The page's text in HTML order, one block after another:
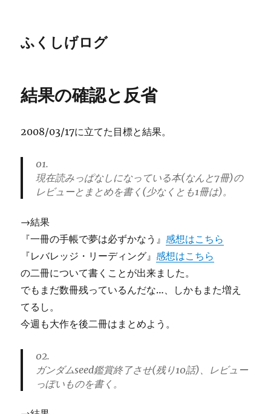
ふくしげログ
結果の確認と反省
2008/03/17に立てた目標と結果。
01.
現在読みっぱなしになっている本(なんと7冊)の
レビューとまとめを書く(少なくとも1冊は)。
→結果
『一冊の手帳で夢は必ずかなう』感想はこちら
『レバレッジ・リーディング』感想はこちら
の二冊について書くことが出来ました。
でもまだ数冊残っているんだな…、しかもまた増え
てるし。
今週も大作を後二冊はまとめよう。
02.
ガンダムseed鑑賞終了させ(残り10話)、レビュー
っぽいものを書く。